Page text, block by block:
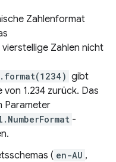
Zahlenformat
Zahlen nicht
gibt
von 1.234 zurück. Das
Parameter
-
( en-AU ,